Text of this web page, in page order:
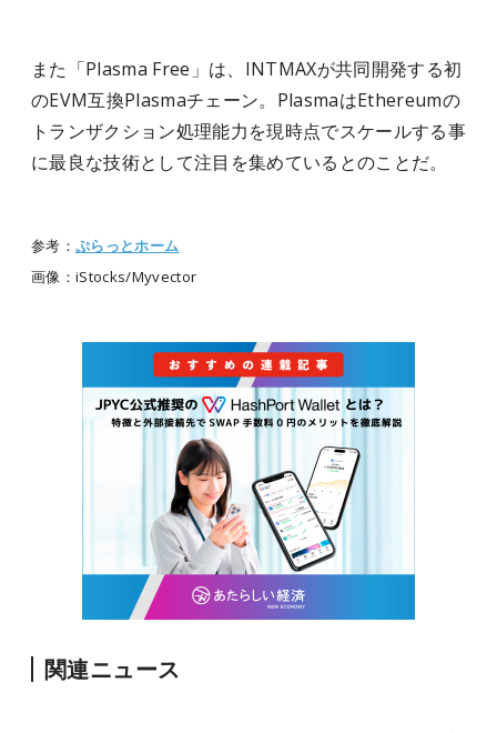
また「Plasma Free」は、INTMAXが共同開発する初
のEVM互換Plasmaチェーン。PlasmaはEthereumの
トランザクション処理能力を現時点でスケールする事
に最良な技術として注目を集めているとのことだ。
参考： ぷらっとホーム
画像：iStocks/Myvector
関連ニュース